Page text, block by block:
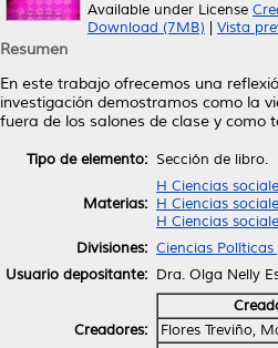
Available under License
Download (7MB)
Vista
Resumen
En este trabajo ofrecemos una
investigación demostramos como la
fuera de los salones de clase y como
Tipo de elemento: Sección de libro.
Materias:
H Ciencias
H Ciencias
H Ciencias
Divisiones: Ciencias
Usuario depositante: Dra. Olga Nelly
Creadores:
Flores Treviño,